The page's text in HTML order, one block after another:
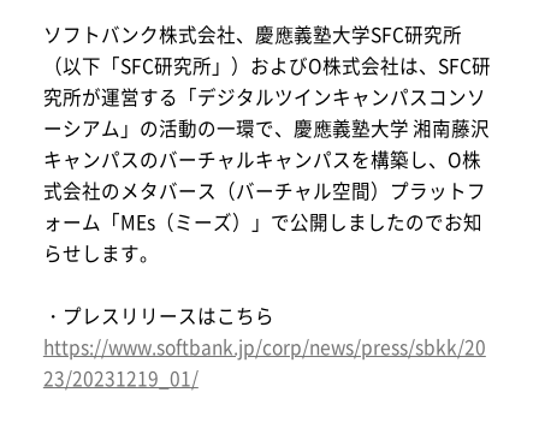
ソフトバンク株式会社、慶應義塾大学SFC研究所
（以下「SFC研究所」）およびO株式会社は、SFC研
究所が運営する「デジタルツインキャンパスコンソ
ーシアム」の活動の一環で、慶應義塾大学 湘南藤沢
キャンパスのバーチャルキャンパスを構築し、O株
式会社のメタバース（バーチャル空間）プラットフ
ォーム「MEs（ミーズ）」で公開しましたのでお知
らせします。
・プレスリリースはこちら
https://www.softbank.jp/corp/news/press/sbkk/20
23/20231219_01/